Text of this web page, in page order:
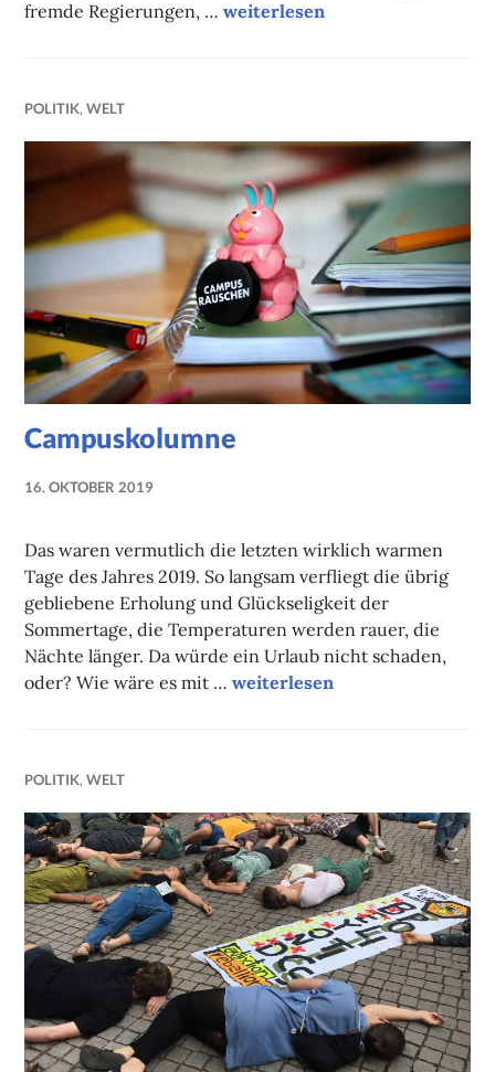
fremde Regierungen, …Filmtipp des Monats I: The
weiterlesen
POLITIK,WELT
Campuskolumne
16. OKTOBER 2019
Das waren vermutlich die letzten wirklich warmen
Tage des Jahres 2019. So langsam verfliegt die übrig
gebliebene Erholung und Glückseligkeit der
Sommertage, die Temperaturen werden rauer, die
Nächte länger. Da würde ein Urlaub nicht schaden,
oder? Wie wäre es mit …Campuskolumne
weiterlesen
POLITIK,WELT